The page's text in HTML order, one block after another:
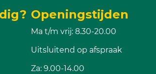
Openingstijden
Ma t/m vrij: 8.30-20.00
Uitsluitend op afspraak
Za: 9.00-14.00